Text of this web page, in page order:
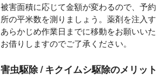
被害面積に応じて金額が変わるので、予
所の平米数を測りましょう。薬剤を注入
あらかじめ作業日までに移動をお願いい
お借りしますのでご了承ください。
害虫駆除 / キクイムシ駆除のメリット